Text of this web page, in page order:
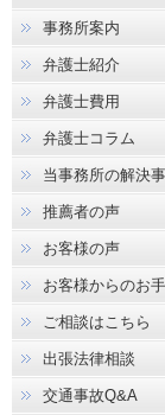
事務所案内
弁護士紹介
弁護士費用
弁護士コラム
当事務所の解決
推薦者の声
お客様の声
お客様からのお
ご相談はこちら
出張法律相談
交通事故Q&A